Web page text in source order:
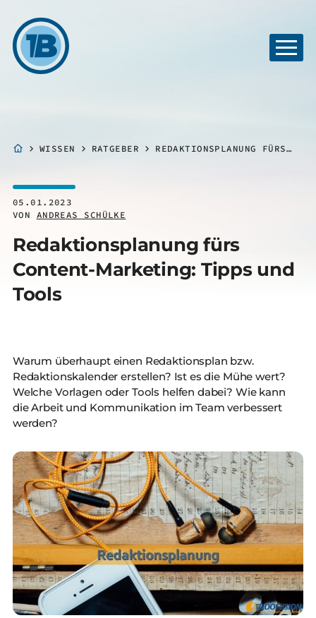
WISSEN RATGEBER REDAKTIONSPLANUNG FÜRS CONTENT-MARKETING: TIPPS UND TOOLS
05.01.2023
VON ANDREAS SCHÜLKE
Redaktionsplanung fürs
Content-Marketing: Tipps und
Tools
Warum überhaupt einen Redaktionsplan bzw.
Redaktionskalender erstellen? Ist es die Mühe wert?
Welche Vorlagen oder Tools helfen dabei? Wie kann
die Arbeit und Kommunikation im Team verbessert
werden?